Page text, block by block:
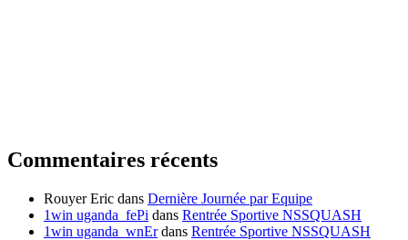
Commentaires récents
Rouyer Eric dans Dernière Journée par Equipe
1win uganda_fePi dans Rentrée Sportive NSSQUASH
1win uganda_wnErdans Rentrée Sportive NSSQUASH